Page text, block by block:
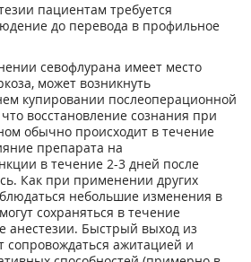
пациентам требуется
до перевода в профильное
севофлурана имеет место
может возникнуть
купировании послеоперационной
восстановление сознания при
обычно происходит в течение
препарата на
в течение 2-3 дней после
Как при применении других
небольшие изменения в
сохраняться в течение
анестезии. Быстрый выход из
сопровождаться ажитацией и